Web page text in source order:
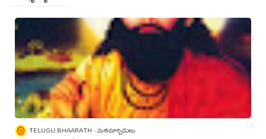
TELUGU BHAARATH మతమార్పిడులు